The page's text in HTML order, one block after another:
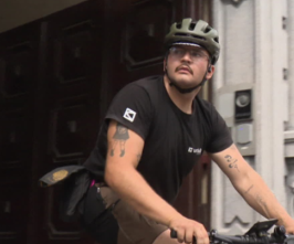
l'article "Dernier kilomètre :
doit être claire, c’est le
Mark van Bommel
pour les